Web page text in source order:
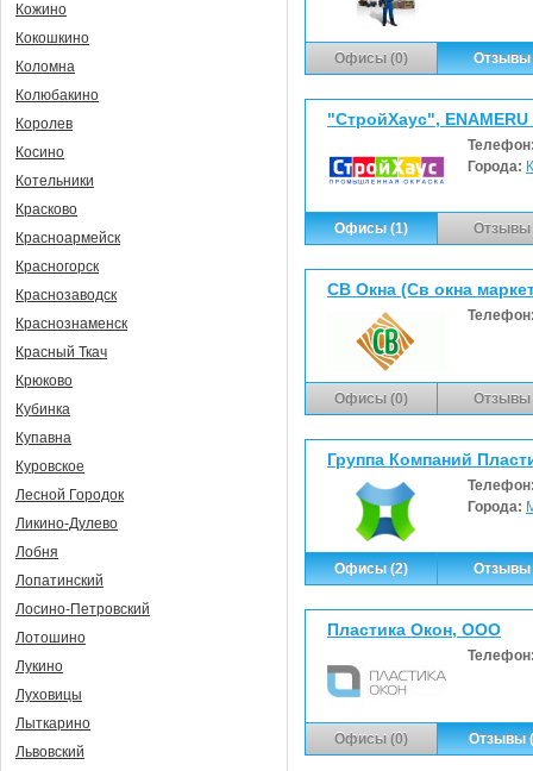
Офисы (0) Отзывы
"СтройХаус",
Города:
Офисы (1) Отзывы
СВ Окна (Св окна
Офисы (0) Отзывы
Группа Компаний
Города:
Офисы (2) Отзывы
Пластика Окон, ООО
Офисы (0) Отзывы
Кожино
Кокошкино
Коломна
Колюбакино
Королев
Косино
Котельники
Красково
Красноармейск
Красногорск
Краснозаводск
Краснознаменск
Красный Ткач
Крюково
Кубинка
Купавна
Куровское
Лесной Городок
Ликино-Дулево
Лобня
Лопатинский
Лосино-Петровский
Лотошино
Лукино
Луховицы
Лыткарино
Львовский